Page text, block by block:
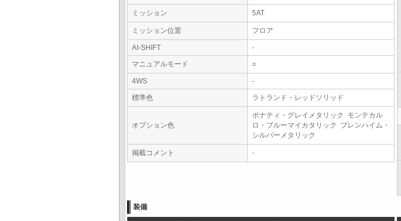
ミッション 5AT
ミッション位置 フロア
AI-SHIFT
-
マニュアルモード
○
4WS
-
標準色
ラトランド・レッドソリッド
オプション色
ボナティ・グレイメタリック モンテカル
ロ・ブルーマイカタリック ブレンハイム・
シルバーメタリック
掲載コメント -
装備